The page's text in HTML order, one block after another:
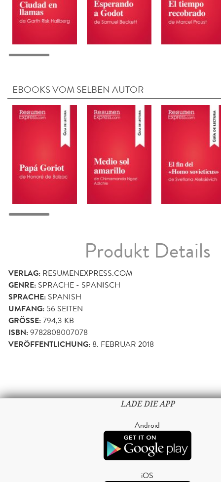
EBOOKS VOM SELBEN AUTOR
Produkt Details
VERLAG: RESUMENEXPRESS.COM
GENRE: SPRACHE - SPANISCH
SPRACHE: SPANISH
UMFANG: 56 SEITEN
GRÖSSE: 794,3 KB
ISBN:9782808007078
VERÖFFENTLICHUNG: 8. FEBRUAR 2018
LADE DIE APP
Android
iOS